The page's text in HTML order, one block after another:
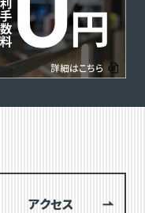
アクセス